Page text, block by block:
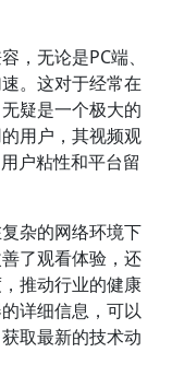
，无论是PC端、
。这对于经常在
疑是一个极大的
用户，其视频观
户粘性和平台留
杂的网络环境下
了观看体验，还
推动行业的健康
详细信息，可以
取最新的技术动